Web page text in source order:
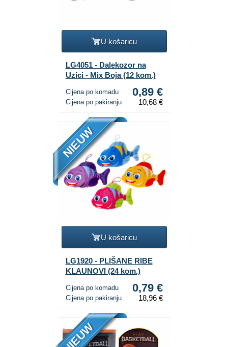
U košaricu
LG4051 - Dalekozor na
Uzici - Mix Boja (12 kom.)
Cijena po komadu 0,89 €
Cijena po pakiranju 10,68 €
NIEUW
U košaricu
LG1920 - PLIŠANE RIBE
KLAUNOVI (24 kom.)
Cijena po komadu 0,79 €
Cijena po pakiranju 18,96 €
NIEUW